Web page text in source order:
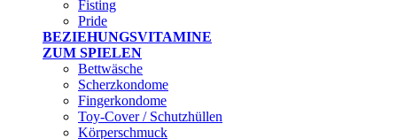
Fisting
Pride
BEZIEHUNGSVITAMINE
ZUM SPIELEN
Bettwäsche
Scherzkondome
Fingerkondome
Toy-Cover / Schutzhüllen
Körperschmuck